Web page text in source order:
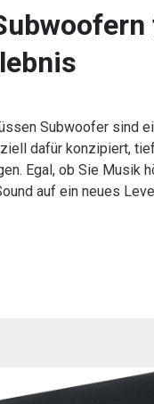
Subwoofer sind
dafür konzipiert,
Egal, ob Sie Musik
auf ein neues